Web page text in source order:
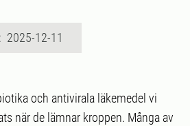
2025-12-11
och antivirala läkemedel vi
när de lämnar kroppen. Många av